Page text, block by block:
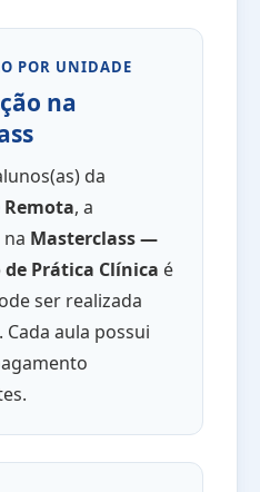
POR UNIDADE
na
da
, a
Masterclass —
Prática Clínica é
ser realizada
aula possui